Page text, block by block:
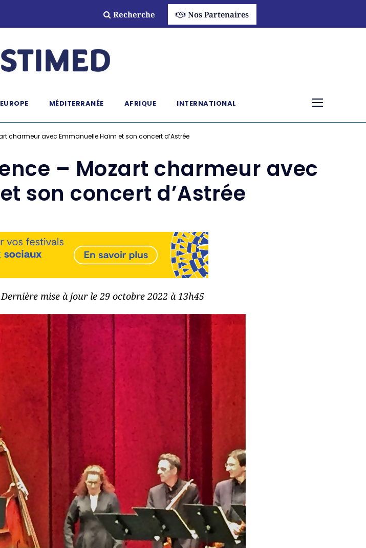
Recherche Nos Partenaires
EUROPE MÉDITERRANÉE AFRIQUE INTERNATIONAL
charmeur avec Emmanuelle Haïm et son concert d’Astrée
– Mozart charmeur avec
son concert d’Astrée
mise à jour le 29 octobre 2022 à 13h45